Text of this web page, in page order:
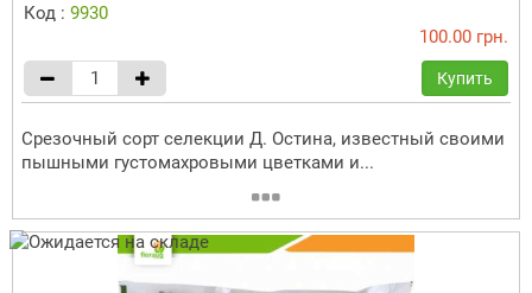
Код : 9930
100.00 грн.
Купить
Срезочный сорт селекции Д. Остина, известный своими
пышными густомахровыми цветками и...